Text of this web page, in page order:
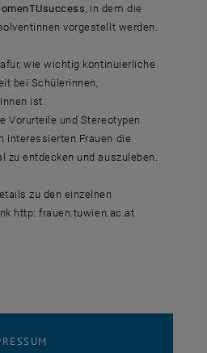
, in dem die
vorgestellt werden.
wie wichtig kontinuierliche
bei Schülerinnen,
ist.
Vorurteile und Stereotypen
interessierten Frauen die
zu entdecken und auszuleben.
zu den einzelnen
http: frauen.tuwien.ac.at